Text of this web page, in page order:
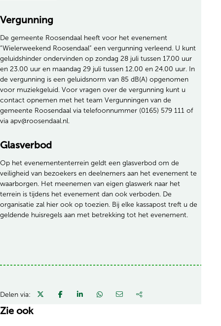
Vergunning
De gemeente Roosendaal heeft voor het evenement
“Wielerweekend Roosendaal” een vergunning verleend. U kunt
geluidshinder ondervinden op zondag 28 juli tussen 17.00 uur
en 23.00 uur en maandag 29 juli tussen 12.00 en 24.00 uur. In
de vergunning is een geluidsnorm van 85 dB(A) opgenomen
voor muziekgeluid. Voor vragen over de vergunning kunt u
contact opnemen met het team Vergunningen van de
gemeente Roosendaal via telefoonnummer (0165) 579 111 of
via apv@roosendaal.nl.
Glasverbod
Op het evenemententerrein geldt een glasverbod om de
veiligheid van bezoekers en deelnemers aan het evenement te
waarborgen. Het meenemen van eigen glaswerk naar het
terrein is tijdens het evenement dan ook verboden. De
organisatie zal hier ook op toezien. Bij elke kassapost treft u de
geldende huisregels aan met betrekking tot het evenement.
Delen via:
Zie ook